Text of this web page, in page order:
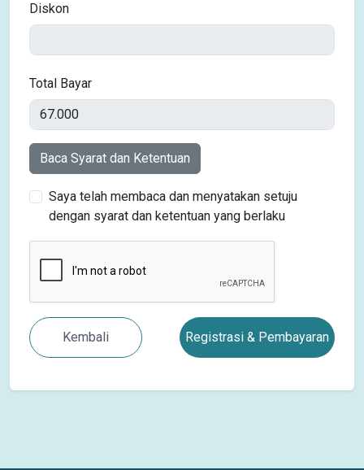
Diskon
Total Bayar
Baca Syarat dan Ketentuan
Saya telah membaca dan menyatakan setuju
dengan syarat dan ketentuan yang berlaku
Kembali Registrasi & Pembayaran